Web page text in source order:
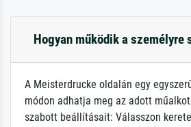
Hogyan működik a személyre
A Meisterdrucke oldalán egy
módon adhatja meg az adott
szabott beállításait: Válasszon